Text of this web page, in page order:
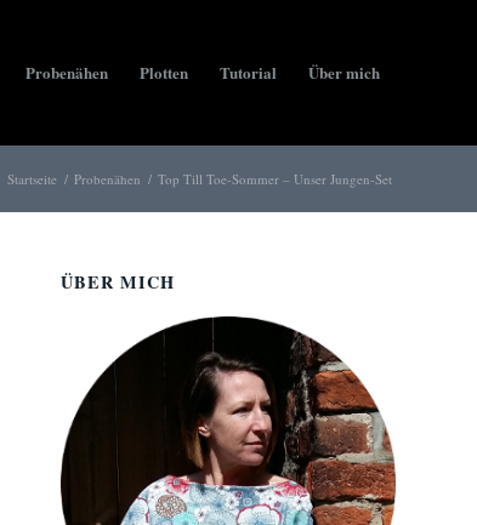
Probenähen Plotten Tutorial Über mich
Startseite / Probenähen / Top Till Toe-Sommer – Unser Jungen-Set
ÜBER MICH